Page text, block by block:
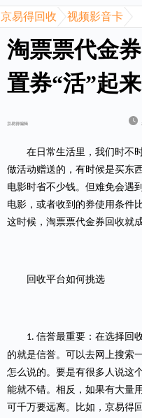
京易得回收 视频影音卡
淘票票代金
置券“活”起来
京易得编辑
在日常生活里，我们时不
做活动赠送的，有时候是买东
电影时省不少钱。但难免会遇
电影，或者收到的券使用条件
这时候，淘票票代金券回收就
回收平台如何挑选
1.信誉最重要：在选择回
的就是信誉。可以去网上搜索
怎么说的。要是有很多人说这
能就不错。相反，如果有大量
可千万要远离。比如，京易得